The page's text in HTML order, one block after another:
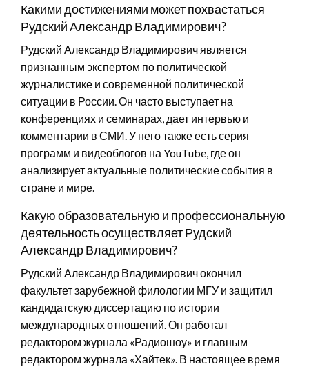
Какими достижениями может похвастаться
Рудский Александр Владимирович?
Рудский Александр Владимирович является
признанным экспертом по политической
журналистике и современной политической
ситуации в России. Он часто выступает на
конференциях и семинарах, дает интервью и
комментарии в СМИ. У него также есть серия
программ и видеоблогов на YouTube, где он
анализирует актуальные политические события в
стране и мире.
Какую образовательную и профессиональную
деятельность осуществляет Рудский
Александр Владимирович?
Рудский Александр Владимирович окончил
факультет зарубежной филологии МГУ и защитил
кандидатскую диссертацию по истории
международных отношений. Он работал
редактором журнала «Радиошоу» и главным
редактором журнала «Хайтек». В настоящее время